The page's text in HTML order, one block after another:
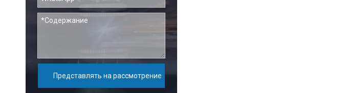
Представлять на рассмотрение